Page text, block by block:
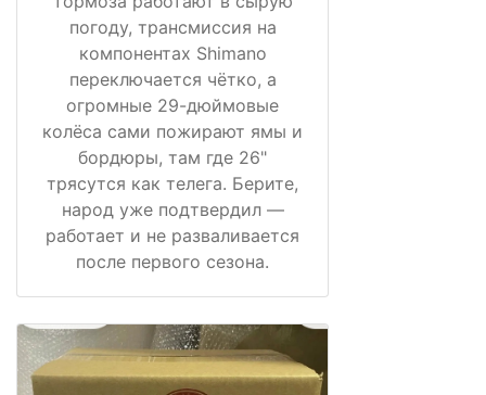
погоду, трансмиссия на
компонентах Shimano
переключается чётко, а
огромные 29-дюймовые
колёса сами пожирают ямы и
бордюры, там где 26"
трясутся как телега. Берите,
народ уже подтвердил —
работает и не разваливается
после первого сезона.